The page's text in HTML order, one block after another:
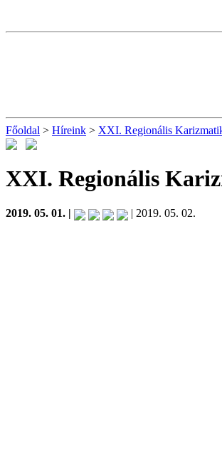
Főoldal > Híreink > XXI. Regionális
XXI. Regionális
2019. 05. 01. | | 2019. 05. 02.